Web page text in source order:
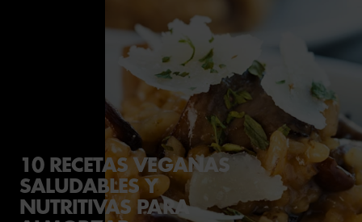
10 RECETAS VEGANAS
SALUDABLES Y
NUTRITIVAS PARA